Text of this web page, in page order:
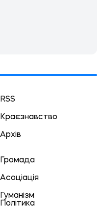
RSS
Краєзнавство
Архів
Громада
Асоціація
Гуманізм
Політика